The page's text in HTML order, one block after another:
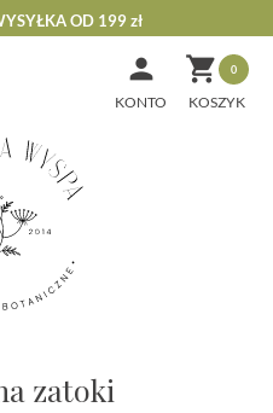
OD 199 zł
 0

KONTO
zatoki